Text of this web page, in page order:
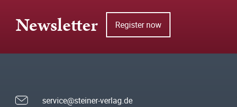
Newsletter Register now
service@steiner-verlag.de